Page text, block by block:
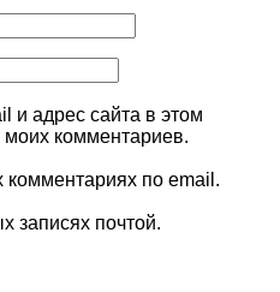
и адрес сайта в этом
комментариев.
по email.
записях почтой.